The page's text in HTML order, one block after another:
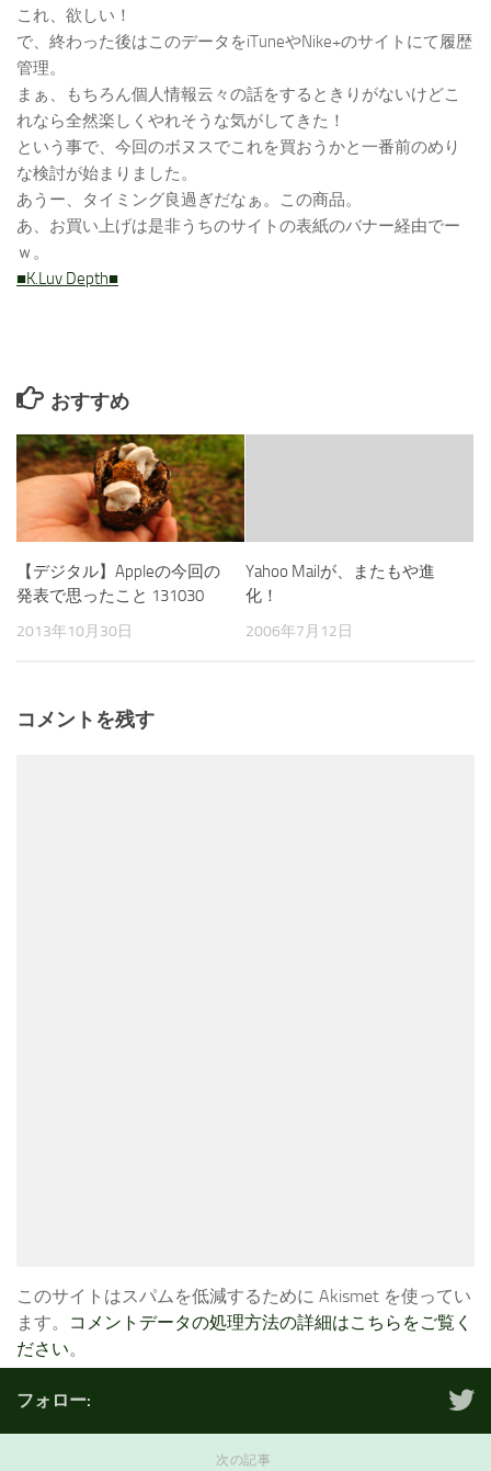
これ、欲しい！
で、終わった後はこのデータをiTuneやNike+のサイトにて履歴
管理。
まぁ、もちろん個人情報云々の話をするときりがないけどこ
れなら全然楽しくやれそうな気がしてきた！
という事で、今回のボヌスでこれを買おうかと一番前のめり
な検討が始まりました。
あうー、タイミング良過ぎだなぁ。この商品。
あ、お買い上げは是非うちのサイトの表紙のバナー経由でー
ｗ。
■K.Luv Depth■
おすすめ
【デジタル】Appleの今回の
発表で思ったこと 131030
2013年10月30日
Yahoo Mailが、またもや進
化！
2006年7月12日
コメントを残す
このサイトはスパムを低減するために Akismet を使ってい
ます。
コメントデータの処理方法の詳細はこちらをご覧く
ださい。
フォロー:
次の記事